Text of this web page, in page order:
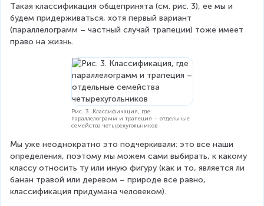
Такая классификация общепринята (см. рис. 3), ее мы и
будем придерживаться, хотя первый вариант
(параллелограмм – частный случай трапеции) тоже имеет
право на жизнь.
Рис. 3. Классификация, где
параллелограмм и трапеция – отдельные
семейства четырехугольников
Мы уже неоднократно это подчеркивали: это все наши
определения, поэтому мы можем сами выбирать, к какому
классу относить ту или иную фигуру (как и то, является ли
банан травой или деревом – природе все равно,
классификация придумана человеком).